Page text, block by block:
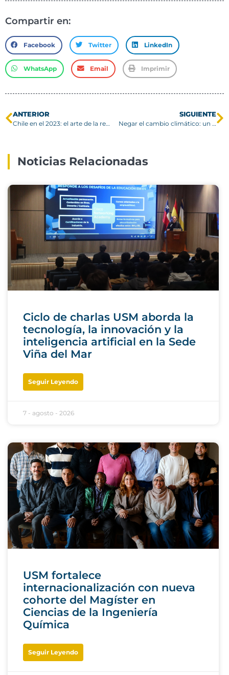
Compartir en:
Facebook Twitter LinkedIn
WhatsApp Email Imprimir
ANTERIOR
Chile en el 2023: el arte de la resiliencia económica
SIGUIENTE
Negar el cambio climático: un peligro inminente para Valparaíso
Noticias Relacionadas
Ciclo de charlas USM aborda la
tecnología, la innovación y la
inteligencia artificial en la Sede
Viña del Mar
Seguir Leyendo
7 - agosto - 2026
USM fortalece
internacionalización con nueva
cohorte del Magíster en
Ciencias de la Ingeniería
Química
Seguir Leyendo